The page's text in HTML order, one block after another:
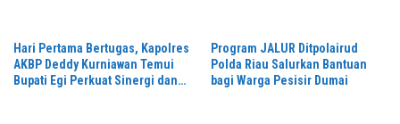
Hari Pertama Bertugas, Kapolres
AKBP Deddy Kurniawan Temui
Bupati Egi Perkuat Sinergi dan
Program JALUR Ditpolairud
Polda Riau Salurkan Bantuan
bagi Warga Pesisir Dumai